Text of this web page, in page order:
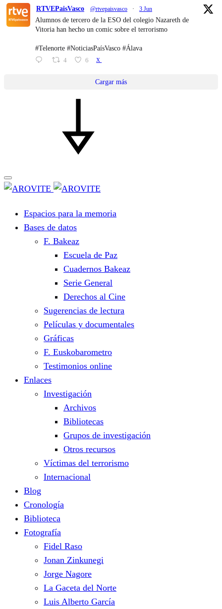
RTVEPaisVasco @rtvepaisvasco · 3 Jun
Alumnos de tercero de la ESO del colegio Nazareth de
Vitoria han hecho un comic sobre el terrorismo
#Telenorte #NoticiasPaísVasco #Álava
4 6 X
Cargar más
Espacios para la memoria
Bases de datos
F. Bakeaz
Escuela de Paz
Cuadernos Bakeaz
Serie General
Derechos al Cine
Sugerencias de lectura
Películas y documentales
Gráficas
F. Euskobarometro
Testimonios online
Enlaces
Investigación
Archivos
Bibliotecas
Grupos de investigación
Otros recursos
Víctimas del terrorismo
Internacional
Blog
Cronología
Biblioteca
Fotografía
Fidel Raso
Jonan Zinkunegi
Jorge Nagore
La Gaceta del Norte
Luis Alberto García